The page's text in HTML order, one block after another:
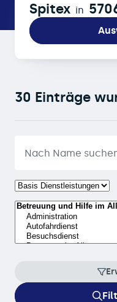
Spitex in
30 Einträge